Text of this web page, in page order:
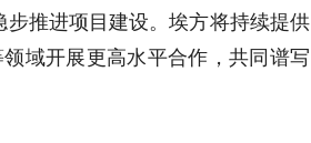
推进项目建设。埃方将持续提供
域开展更高水平合作，共同谱写